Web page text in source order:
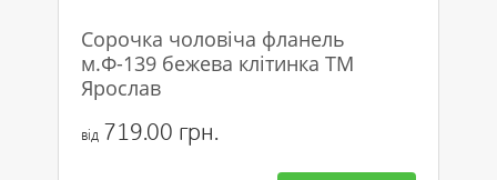
Сорочка чоловіча фланель
м.Ф-139 бежева клітинка ТМ
Ярослав
від 719.00 грн.